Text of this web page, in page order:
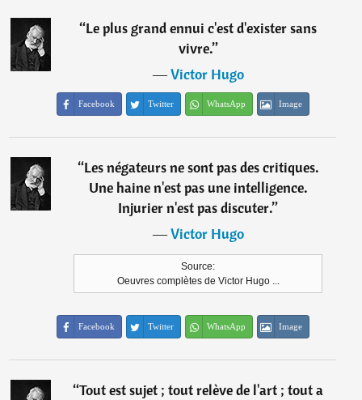
“Le plus grand ennui c'est d'exister sans
vivre.”
―Victor Hugo
Facebook Twitter WhatsApp Image
“Les négateurs ne sont pas des critiques.
Une haine n'est pas une intelligence.
Injurier n'est pas discuter.”
―Victor Hugo
Source:
Oeuvres complètes de Victor Hugo ...
Facebook Twitter WhatsApp Image
“Tout est sujet ; tout relève de l'art ; tout a